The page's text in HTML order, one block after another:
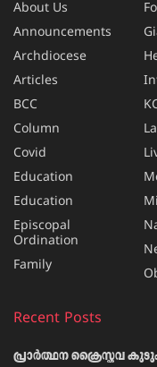
About Us
Announcements
Archdiocese
Articles
BCC
Column
Covid
Education
Education
Episcopal
Ordination
Family
Recent Posts
പ്രാര്‍ത്ഥന ക്രൈസ്തവ